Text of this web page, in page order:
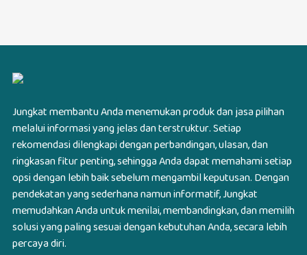
Jungkat membantu Anda menemukan produk dan jasa pilihan
melalui informasi yang jelas dan terstruktur. Setiap
rekomendasi dilengkapi dengan perbandingan, ulasan, dan
ringkasan fitur penting, sehingga Anda dapat memahami setiap
opsi dengan lebih baik sebelum mengambil keputusan. Dengan
pendekatan yang sederhana namun informatif, Jungkat
memudahkan Anda untuk menilai, membandingkan, dan memilih
solusi yang paling sesuai dengan kebutuhan Anda, secara lebih
percaya diri.